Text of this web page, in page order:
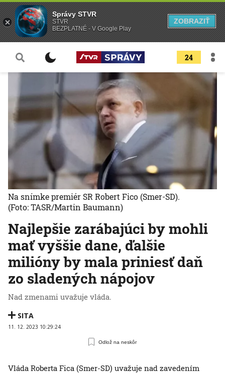
24
Najlepšie zarábajúci by mohli
mať vyššie dane, ďalšie
milióny by mala priniesť daň
zo sladených nápojov
Nad zmenami uvažuje vláda.
SITA
11. 12. 2023 10:29:24
Odlož na neskôr
Na snímke premiér SR Robert Fico (Smer-SD).
(Foto: TASR/Martin Baumann)
Vláda Roberta Fica (Smer-SD) uvažuje nad zavedením
Správy STVR
STVR
BEZPLATNÉ - V Google Play
ZOBRAZIŤ